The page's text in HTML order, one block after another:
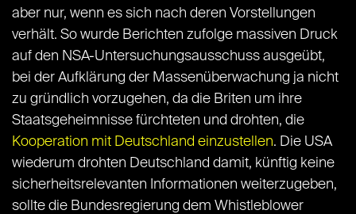
aber nur, wenn es sich nach deren Vorstellungen
verhält. So wurde Berichten zufolge massiven Druck
auf den NSA-Untersuchungsausschuss ausgeübt,
bei der Aufklärung der Massenüberwachung ja nicht
zu gründlich vorzugehen, da die Briten um ihre
Staatsgeheimnisse fürchteten und drohten, die
Kooperation mit Deutschland einzustellen. Die USA
wiederum drohten Deutschland damit, künftig keine
sicherheitsrelevanten Informationen weiterzugeben,
sollte die Bundesregierung dem Whistleblower